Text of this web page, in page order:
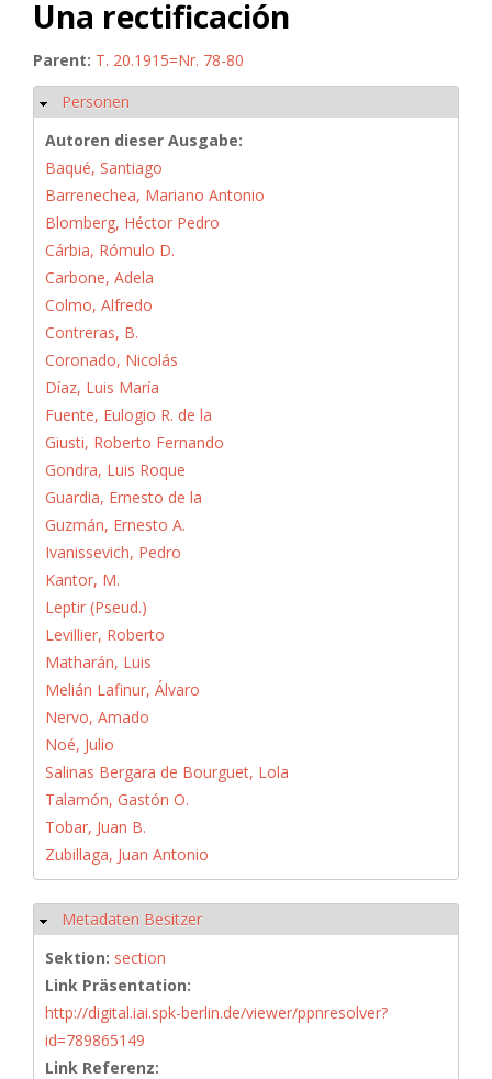
Una rectificación
Parent: T. 20.1915=Nr. 78-80
Hide
Personen
Autoren dieser Ausgabe:
Baqué, Santiago
Barrenechea, Mariano Antonio
Blomberg, Héctor Pedro
Cárbia, Rómulo D.
Carbone, Adela
Colmo, Alfredo
Contreras, B.
Coronado, Nicolás
Díaz, Luis María
Fuente, Eulogio R. de la
Giusti, Roberto Fernando
Gondra, Luis Roque
Guardia, Ernesto de la
Guzmán, Ernesto A.
Ivanissevich, Pedro
Kantor, M.
Leptir (Pseud.)
Levillier, Roberto
Matharán, Luis
Melián Lafinur, Álvaro
Nervo, Amado
Noé, Julio
Salinas Bergara de Bourguet, Lola
Talamón, Gastón O.
Tobar, Juan B.
Zubillaga, Juan Antonio
Hide
Metadaten Besitzer
Sektion: section
Link Präsentation:
http://digital.iai.spk-berlin.de/viewer/ppnresolver?
id=789865149
Link Referenz: